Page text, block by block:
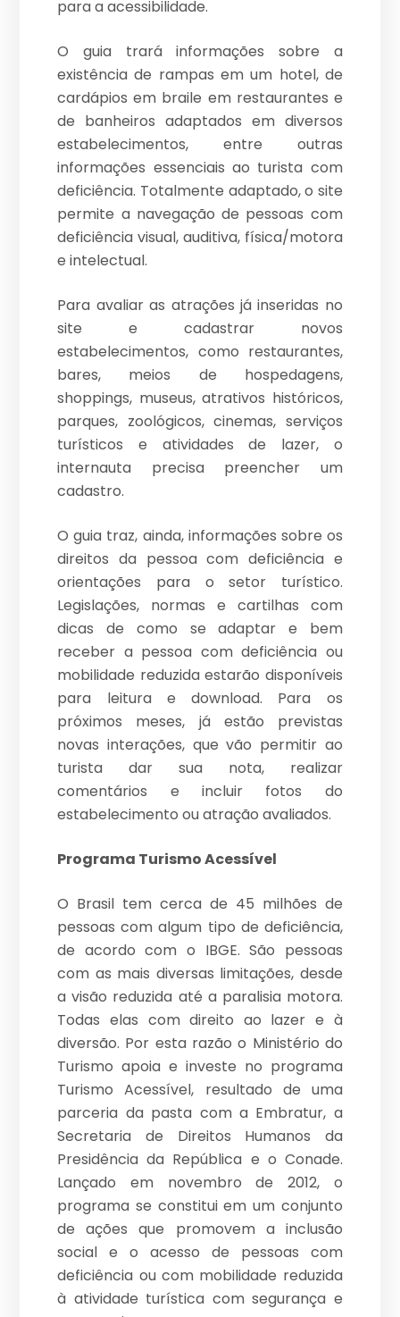
para a acessibilidade.
O guia trará informações sobre a
existência de rampas em um hotel, de
cardápios em braile em restaurantes e
de banheiros adaptados em diversos
estabelecimentos, entre outras
informações essenciais ao turista com
deficiência. Totalmente adaptado, o site
permite a navegação de pessoas com
deficiência visual, auditiva, física/motora
e intelectual.
Para avaliar as atrações já inseridas no
site e cadastrar novos
estabelecimentos, como restaurantes,
bares, meios de hospedagens,
shoppings, museus, atrativos históricos,
parques, zoológicos, cinemas, serviços
turísticos e atividades de lazer, o
internauta precisa preencher um
cadastro.
O guia traz, ainda, informações sobre os
direitos da pessoa com deficiência e
orientações para o setor turístico.
Legislações, normas e cartilhas com
dicas de como se adaptar e bem
receber a pessoa com deficiência ou
mobilidade reduzida estarão disponíveis
para leitura e download. Para os
próximos meses, já estão previstas
novas interações, que vão permitir ao
turista dar sua nota, realizar
comentários e incluir fotos do
estabelecimento ou atração avaliados.
Programa Turismo Acessível
O Brasil tem cerca de 45 milhões de
pessoas com algum tipo de deficiência,
de acordo com o IBGE. São pessoas
com as mais diversas limitações, desde
a visão reduzida até a paralisia motora.
Todas elas com direito ao lazer e à
diversão. Por esta razão o Ministério do
Turismo apoia e investe no programa
Turismo Acessível, resultado de uma
parceria da pasta com a Embratur, a
Secretaria de Direitos Humanos da
Presidência da República e o Conade.
Lançado em novembro de 2012, o
programa se constitui em um conjunto
de ações que promovem a inclusão
social e o acesso de pessoas com
deficiência ou com mobilidade reduzida
à atividade turística com segurança e